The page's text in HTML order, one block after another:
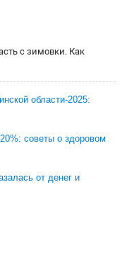
с зимовки. Как
области-2025:
советы о здоровом
от денег и